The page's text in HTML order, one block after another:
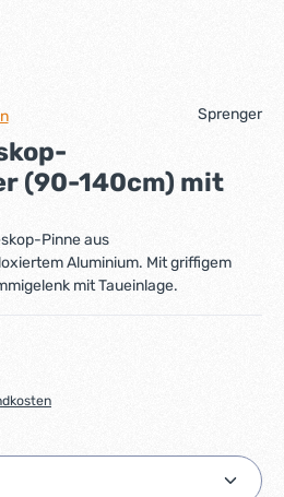
von 0 von 5 Sternen
Sprenger
(90-140cm) mit
Pinne aus
Aluminium. Mit griffigem
mit Taueinlage.
gewünschten Wert ein